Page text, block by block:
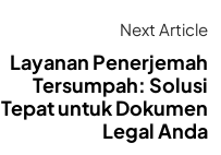
Next Article
Layanan Penerjemah
Tersumpah: Solusi
Tepat untuk Dokumen
Legal Anda